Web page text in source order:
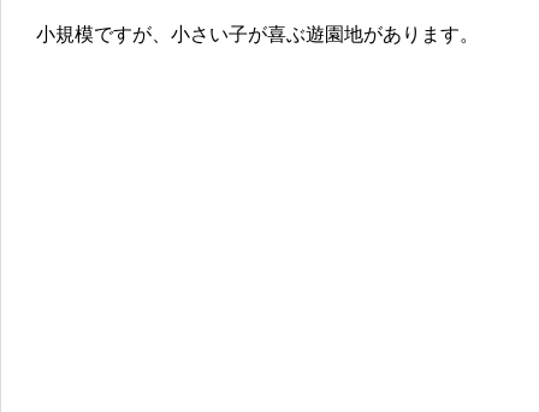
小規模ですが、小さい子が喜ぶ遊園地があります。